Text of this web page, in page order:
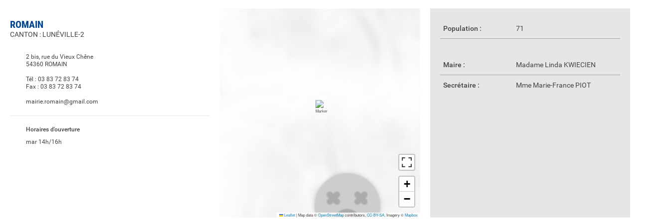
ROMAIN
CANTON : LUNÉVILLE-2
2 bis, rue du Vieux Chêne
54360 ROMAIN
Tél : 03 83 72 83 74
Fax : 03 83 72 83 74
mairie.romain@gmail.com
Horaires d'ouverture
mar 14h/16h
Population : 71
Maire : Madame Linda KWIECIEN
Secrétaire : Mme Marie-France PIOT
+
−
Leaflet |Map data ©OpenStreetMapcontributors, CC-BY-SA, Imagery ©Mapbox